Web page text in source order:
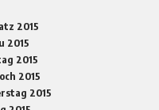
2015
2015
2015
2015
2015